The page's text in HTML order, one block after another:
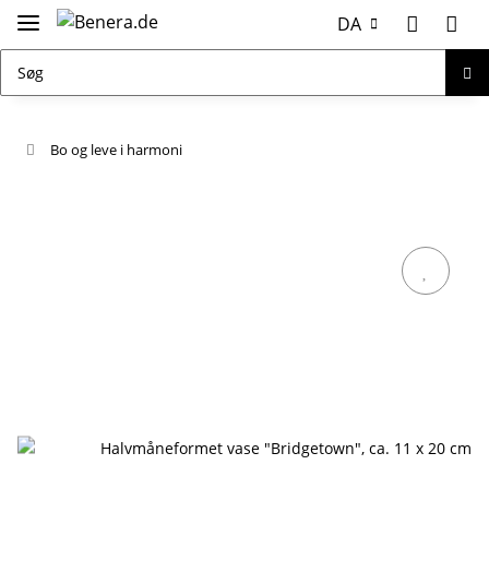
DA
Bo og leve i harmoni